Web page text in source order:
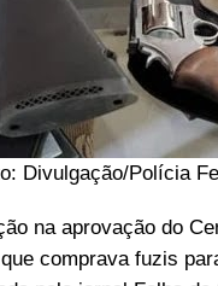
Divulgação/Polícia
na aprovação do
comprava fuzis